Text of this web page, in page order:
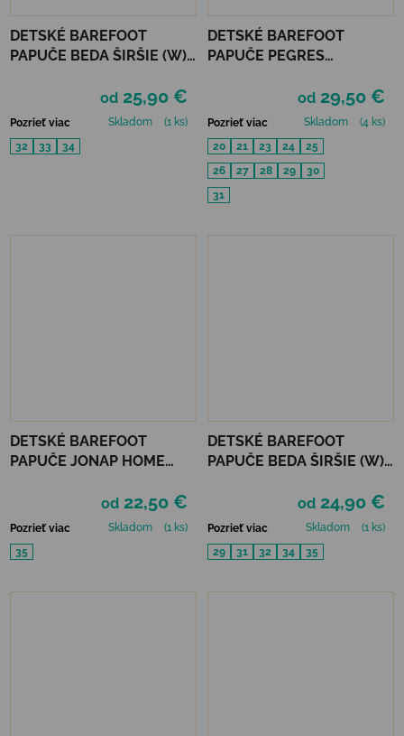
DETSKÉ BAREFOOT
PAPUČE BEDA ŠIRŠIE (W)
od 25,90 €
Pozrieť viac Skladom
(1 ks)
32
33 34
DETSKÉ BAREFOOT
PAPUČE PEGRES
od 29,50 €
Pozrieť viac Skladom
(4 ks)
20
21 23 24
25
26
27 28 29
30
31
DETSKÉ BAREFOOT
PAPUČE JONAP HOME
od 22,50 €
Pozrieť viac Skladom
(1 ks)
35
DETSKÉ BAREFOOT
PAPUČE BEDA ŠIRŠIE (W) -
od 24,90 €
Pozrieť viac Skladom
(1 ks)
29
31 32 34 35